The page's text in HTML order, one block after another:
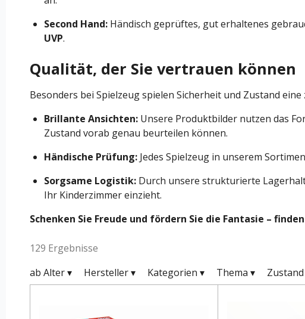
Second Hand: Händisch geprüftes, gut erhaltenes
UVP.
Qualität, der Sie vertrauen können
Besonders bei Spielzeug spielen Sicherheit und Zustand
Brillante Ansichten: Unsere Produktbilder nutzen das
Zustand vorab genau beurteilen können.
Händische Prüfung: Jedes Spielzeug in unserem
Sorgsame Logistik: Durch unsere strukturierte
Ihr Kinderzimmer einzieht.
Schenken Sie Freude und fördern Sie die Fantasie –
129 Ergebnisse
ab Alter▾ Hersteller▾ Kategorien ▾ Thema ▾ Zustand